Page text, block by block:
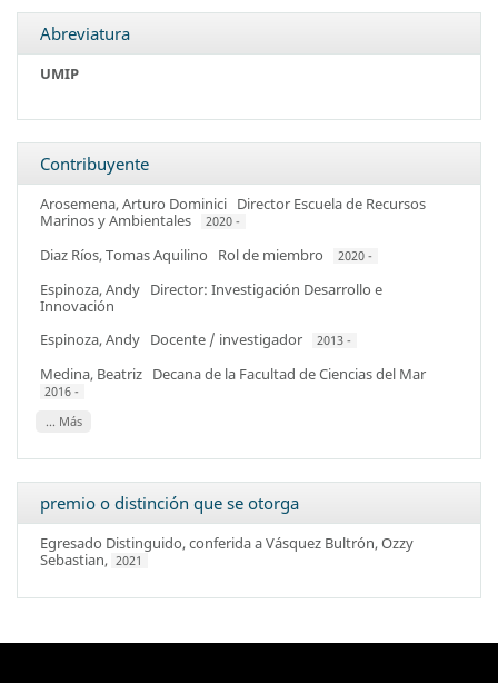
Abreviatura
UMIP
Contribuyente
Arosemena, Arturo Dominici Director Escuela de Recursos
Marinos y Ambientales
2020 -
Diaz Ríos, Tomas Aquilino Rol de miembro 2020 -
Espinoza, Andy Director: Investigación Desarrollo e
Innovación
Espinoza, Andy Docente / investigador 2013 -
Medina, Beatriz Decana de la Facultad de Ciencias del Mar
2016 -
... Más
premio o distinción que se otorga
Egresado Distinguido, conferida aVásquez Bultrón, Ozzy
Sebastian, 2021